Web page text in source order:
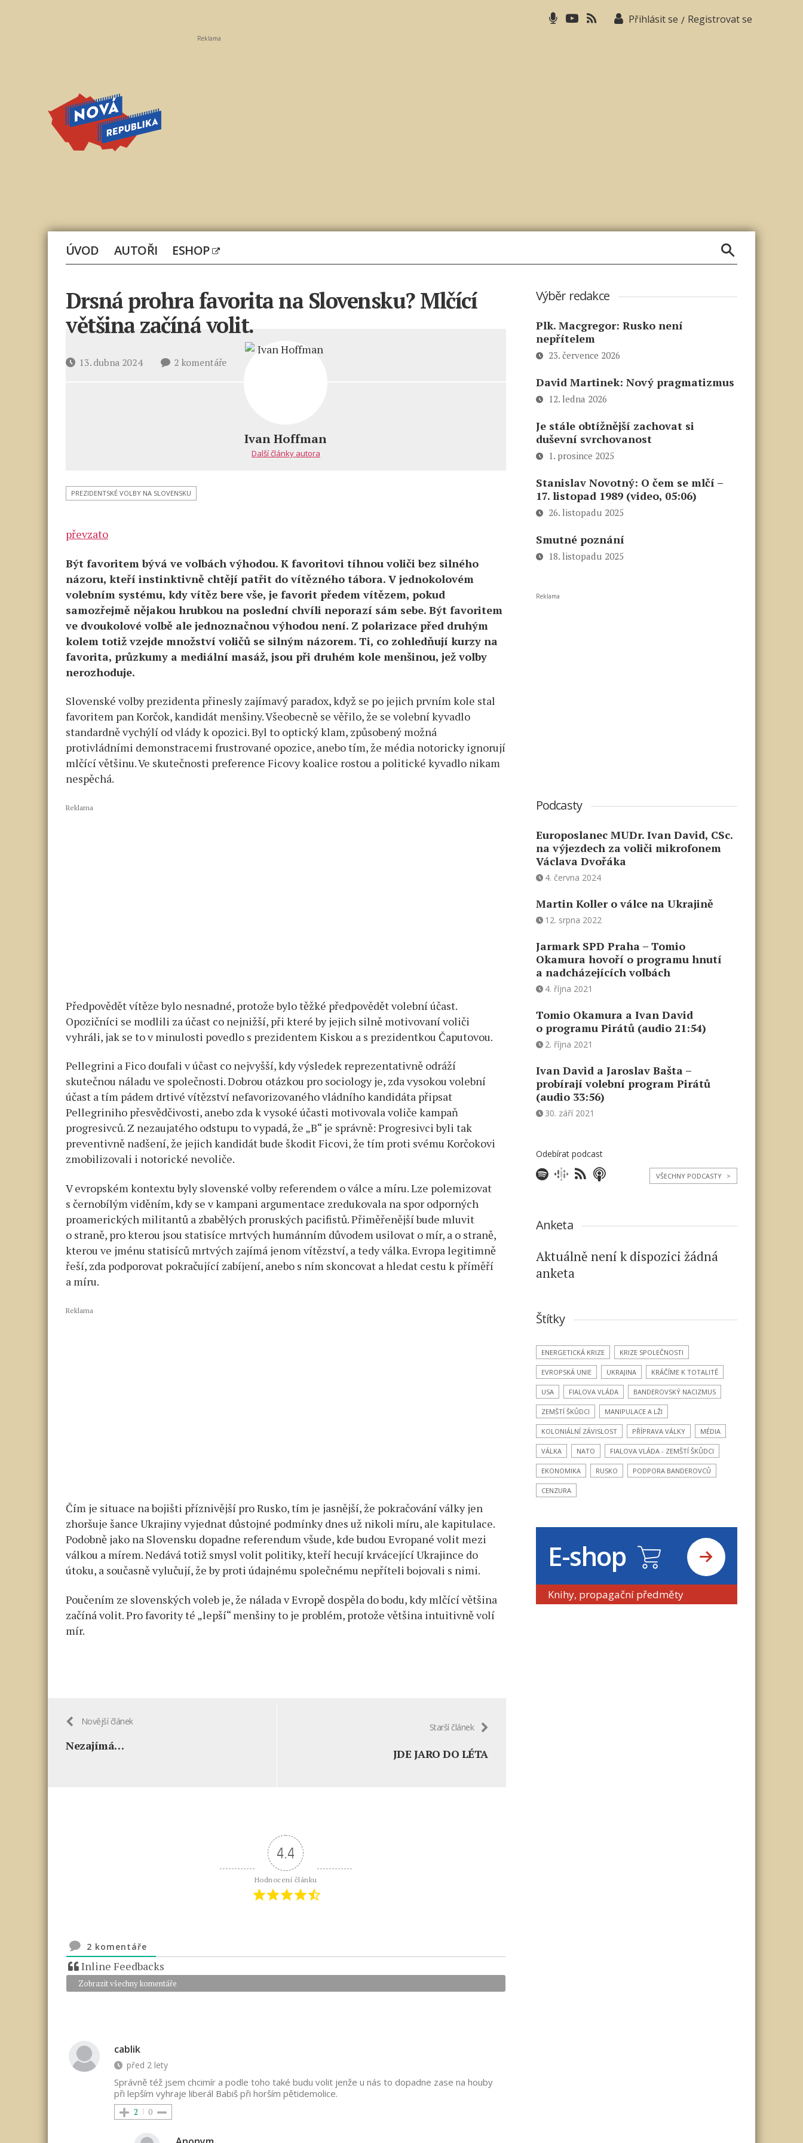
Přihlásit se / Registrovat se
Reklama
ÚVOD AUTOŘI ESHOP
Drsná prohra favorita na Slovensku? Mlčící
většina začíná volit.
Datum13. dubna 2024 2 komentářeu
prohra
favorita
Ivan Hoffman
Další články autora
PREZIDENTSKÉ VOLBY NA SLOVENSKU
převzato
Být favoritem bývá ve volbách výhodou. K favoritovi tíhnou voliči bez silného
názoru, kteří instinktivně chtějí patřit do vítězného tábora. V jednokolovém
volebním systému, kdy vítěz bere vše, je favorit předem vítězem, pokud
samozřejmě nějakou hrubkou na poslední chvíli neporazí sám sebe. Být favoritem
ve dvoukolové volbě ale jednoznačnou výhodou není. Z polarizace před druhým
kolem totiž vzejde množství voličů se silným názorem. Ti, co zohledňují kurzy na
favorita, průzkumy a mediální masáž, jsou při druhém kole menšinou, jež volby
nerozhoduje.
Slovenské volby prezidenta přinesly zajímavý paradox, když se po jejich prvním kole stal
favoritem pan Korčok, kandidát menšiny. Všeobecně se věřilo, že se volební kyvadlo
standardně vychýlí od vlády k opozici. Byl to optický klam, způsobený možná
protivládními demonstracemi frustrované opozice, anebo tím, že média notoricky ignorují
mlčící většinu. Ve skutečnosti preference Ficovy koalice rostou a politické kyvadlo nikam
nespěchá.
Reklama
Předpovědět vítěze bylo nesnadné, protože bylo těžké předpovědět volební účast.
Opozičníci se modlili za účast co nejnižší, při které by jejich silně motivovaní voliči
vyhráli, jak se to v minulosti povedlo s prezidentem Kiskou a s prezidentkou Čaputovou.
Pellegrini a Fico doufali v účast co nejvyšší, kdy výsledek reprezentativně odráží
skutečnou náladu ve společnosti. Dobrou otázkou pro sociology je, zda vysokou volební
účast a tím pádem drtivé vítězství nefavorizovaného vládního kandidáta připsat
Pellegriniho přesvědčivosti, anebo zda k vysoké účasti motivovala voliče kampaň
progresivců. Z nezaujatého odstupu to vypadá, že „B“ je správně: Progresivci byli tak
preventivně nadšení, že jejich kandidát bude škodit Ficovi, že tím proti svému Korčokovi
zmobilizovali i notorické nevoliče.
V evropském kontextu byly slovenské volby referendem o válce a míru. Lze polemizovat
s černobílým viděním, kdy se v kampani argumentace zredukovala na spor odporných
proamerických militantů a zbabělých proruských pacifistů. Přiměřenější bude mluvit
o straně, pro kterou jsou statisíce mrtvých humánním důvodem usilovat o mír, a o straně,
kterou ve jménu statisíců mrtvých zajímá jenom vítězství, a tedy válka. Evropa legitimně
řeší, zda podporovat pokračující zabíjení, anebo s ním skoncovat a hledat cestu k příměří
a míru.
Reklama
Čím je situace na bojišti příznivější pro Rusko, tím je jasnější, že pokračování války jen
zhoršuje šance Ukrajiny vyjednat důstojné podmínky dnes už nikoli míru, ale kapitulace.
Podobně jako na Slovensku dopadne referendum všude, kde budou Evropané volit mezi
válkou a mírem. Nedává totiž smysl volit politiky, kteří hecují krvácející Ukrajince do
útoku, a současně vylučují, že by proti údajnému společnému nepříteli bojovali s nimi.
Poučením ze slovenských voleb je, že nálada v Evropě dospěla do bodu, kdy mlčící většina
začíná volit. Pro favority té „lepší“ menšiny to je problém, protože většina intuitivně volí
mír.
Novější článek
Nezajímá…
Starší článek
JDE JARO DO LÉTA
4.4
Hodnocení článku
2 komentáře
Inline Feedbacks
Zobrazit všechny komentáře
cablik
před 2 lety
Správně též jsem chcimír a podle toho také budu volit jenže u nás to dopadne zase na houby
při lepším vyhraje liberál Babiš při horším pětidemolice.
2 0
Výběr redakce
Plk. Macgregor: Rusko není
nepřítelem
23. července 2026
David Martinek: Nový pragmatizmus
12. ledna 2026
Je stále obtížnější zachovat si
duševní svrchovanost
1. prosince 2025
Stanislav Novotný: O čem se mlčí –
17. listopad 1989 (video, 05:06)
26. listopadu 2025
Smutné poznání
18. listopadu 2025
Reklama
Podcasty
Europoslanec MUDr. Ivan David, CSc.
na výjezdech za voliči mikrofonem
Václava Dvořáka
4. června 2024
Martin Koller o válce na Ukrajině
12. srpna 2022
Jarmark SPD Praha – Tomio
Okamura hovoří o programu hnutí
a nadcházejících volbách
4. října 2021
Tomio Okamura a Ivan David
o programu Pirátů (audio 21:54)
2. října 2021
Ivan David a Jaroslav Bašta –
probírají volební program Pirátů
(audio 33:56)
30. září 2021
Odebírat podcast
VŠECHNY PODCASTY >
Anketa
Aktuálně není k dispozici žádná
anketa
Štítky
ENERGETICKÁ KRIZE KRIZE SPOLEČNOSTI
EVROPSKÁ UNIE UKRAJINA KRÁČÍME K TOTALITĚ
USA FIALOVA VLÁDA BANDEROVSKÝ NACIZMUS
ZEMŠTÍ ŠKŮDCI MANIPULACE A LŽI
KOLONIÁLNÍ ZÁVISLOST PŘÍPRAVA VÁLKY MÉDIA
VÁLKA NATO FIALOVA VLÁDA - ZEMŠTÍ ŠKŮDCI
EKONOMIKA RUSKO PODPORA BANDEROVCŮ
CENZURA
E-shop
Knihy, propagační předměty